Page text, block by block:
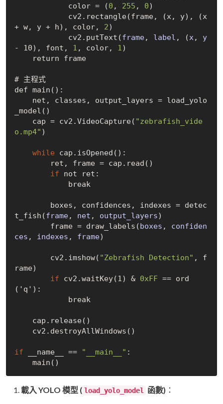
            color = (
0 , 255 , 0)
+ w, y + h), color, 2)
            cv2.put
Text(frame, label , (x, y
- 10) , font, 1 , color, 1)
# 主程式
def main () :
    net, classes, output_layers = load
_yolo
_model()
    cap = cv2.
VideoCapture( "zebrafish_vide
o.mp4" )
while cap.isOpened() :
        ret, frame = cap.read
()
if not ret:
t _fish(frame, net , output_layers)
        frame = draw
_labels(boxes , confiden
ces , indexes , frame)
        cv2.imshow(
"Zebrafish Detection" , f
rame)
if cv2.waitKey(1) & 0xFF == ord
( 'q' ):
    cap.release
()
    cv2.destroy
AllWindows()
if __name__ == "__main__" :
    main
()
載入 YOLO 模型 ( load_yolo_model 函數) ：